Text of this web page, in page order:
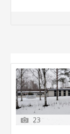
23